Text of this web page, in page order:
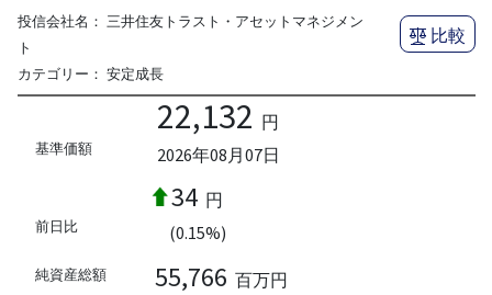
投信会社名： 三井住友トラスト・アセットマネジメン
ト
カテゴリー： 安定成長
比較
基準価額
22,132 円
2026年08月07日
前日比
34 円
(0.15%)
純資産総額 55,766 百万円